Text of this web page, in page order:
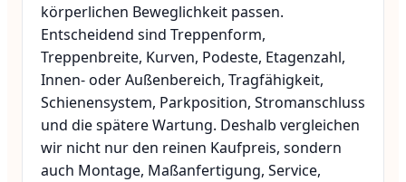
körperlichen Beweglichkeit passen.
Entscheidend sind Treppenform,
Treppenbreite, Kurven, Podeste, Etagenzahl,
Innen- oder Außenbereich, Tragfähigkeit,
Schienensystem, Parkposition, Stromanschluss
und die spätere Wartung. Deshalb vergleichen
wir nicht nur den reinen Kaufpreis, sondern
auch Montage, Maßanfertigung, Service,